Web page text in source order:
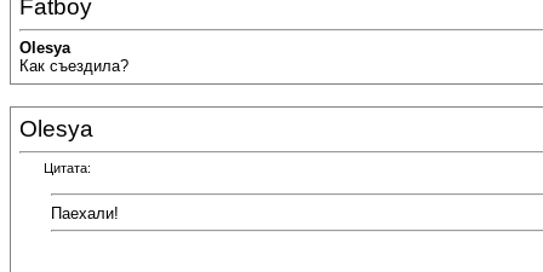
Fatboy
Olesya
Как съездила?
Olesya
Цитата:
Паехали!